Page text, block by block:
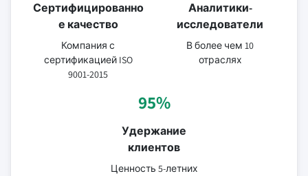
Сертифицированно
е качество
Компания с
сертификацией ISO
9001-2015
Аналитики-
исследователи
В более чем 10
отраслях
95%
Удержание
клиентов
Ценность 5-летних